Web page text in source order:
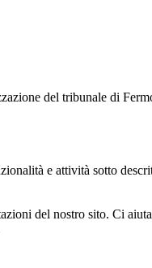
del tribunale di
e attività sotto
del nostro sito. Ci